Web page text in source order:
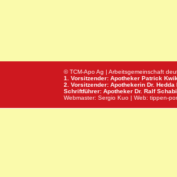
© TCM-Apo Ag | Arbeitsgemeinschaft
1. Vorsitzender: Apotheker Patrick
2. Vorsitzender: Apothekerin Dr. Hedda
Schriftführer: Apotheker Dr. Ralf
Webmaster: Sergio Kuo | Web: tippen-